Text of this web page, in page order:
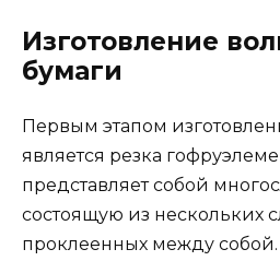
Изготовление
бумаги
Первым этапом
является резка
представляет собой
состоящую из нескольких
проклеенных между